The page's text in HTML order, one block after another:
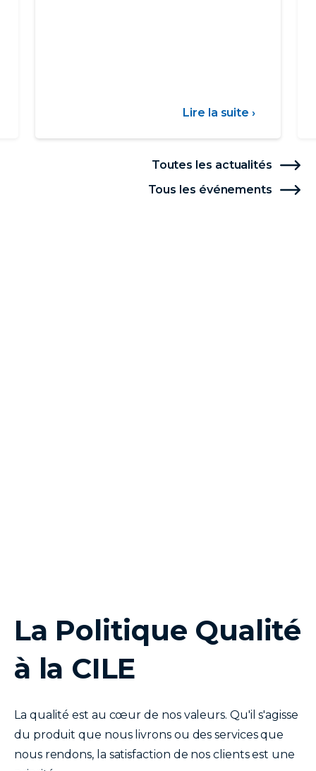
Lire la suite ›
-
Toutes les actualités
Tous les événements
texte
La Politique Qualité
à la CILE
La qualité est au cœur de nos valeurs. Qu'il s'agisse
du produit que nous livrons ou des services que
nous rendons, la satisfaction de nos clients est une